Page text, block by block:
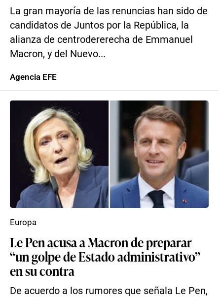
La gran mayoría de las renuncias han sido de
candidatos de Juntos por la República, la
alianza de centrodererecha de Emmanuel
Macron, y del Nuevo...
Agencia EFE
Le Pen acusa a Macron de preparar
“un golpe de Estado administrativo”
en su contra
De acuerdo a los rumores que señala Le Pen,
Europa